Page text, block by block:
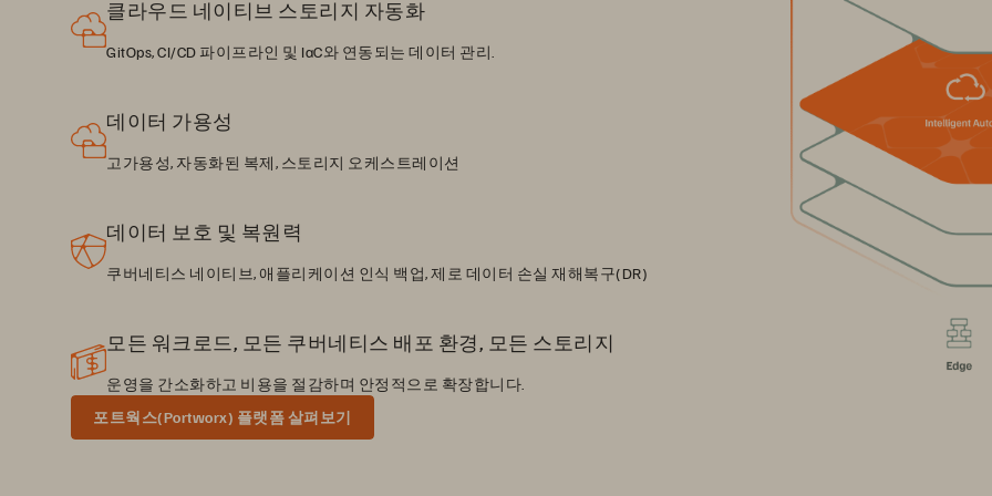
클라우드 네이티브 스토리지 자동화
GitOps, CI/CD 파이프라인 및 IaC와 연동되는 데이터 관리.
데이터 가용성
고가용성, 자동화된 복제, 스토리지 오케스트레이션
데이터 보호 및 복원력
쿠버네티스 네이티브, 애플리케이션 인식 백업, 제로 데이터 손실 재해복구(DR)
모든 워크로드, 모든 쿠버네티스 배포 환경, 모든 스토리지
운영을 간소화하고 비용을 절감하며 안정적으로 확장합니다.
포트웍스(Portworx) 플랫폼 살펴보기